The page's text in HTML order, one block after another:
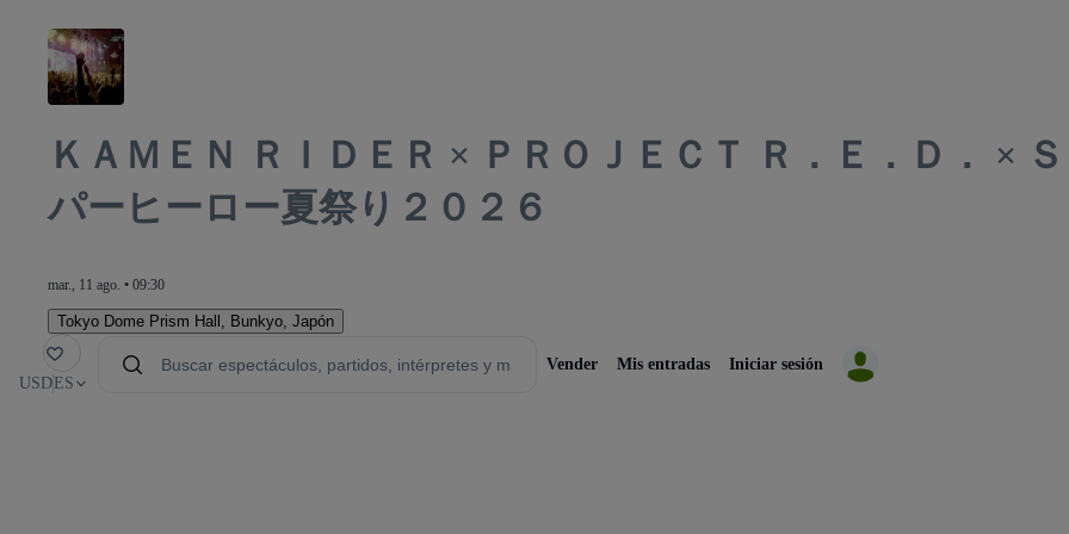
ＫＡＭＥＮ ＲＩＤＥＲ × ＰＲＯＪＥＣＴ Ｒ．Ｅ．Ｄ． ×
パーヒーロー夏祭り２０２６
mar., 11 ago. • 09:30
Tokyo Dome Prism Hall Bunkyo, Japón
USD ES
Vender Mis entradas Iniciar sesión